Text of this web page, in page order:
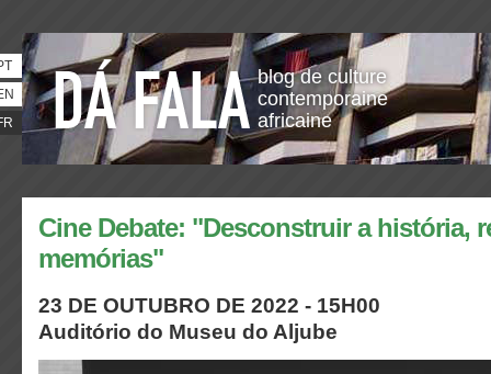
blog de culture
contemporaine
africaine
Cine Debate: "Desconstruir a história,
memórias"
23 DE OUTUBRO DE 2022 - 15H00
Auditório do Museu do Aljube